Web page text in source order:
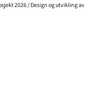
2026 / Design og utvikling av